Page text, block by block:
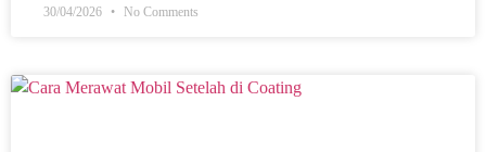
30/04/2026 No Comments